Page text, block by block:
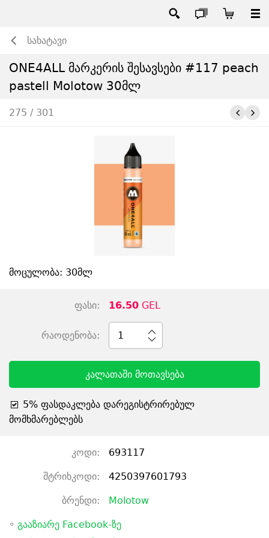
სახატავი
ONE4ALL მარკერის შესავსები #117 peach
pastell Molotow 30მლ
275 / 301
მოცულობა: 30მლ
ფასი: 16.50GEL
რაოდენობა: 1
კალათაში მოთავსება
5% ფასდაკლება დარეგისტრირებულ
მომხმარებლებს
კოდი: 693117
შტრიხკოდი: 4250397601793
ბრენდი: Molotow
◦ გააზიარე Facebook-ზე